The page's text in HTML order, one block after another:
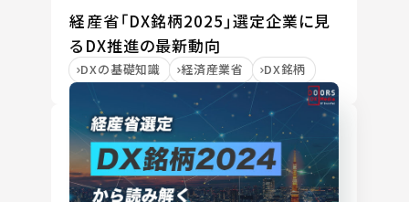
経産省「DX銘柄2025」選定企業に見
るDX推進の最新動向
DXの基礎知識 経済産業省 DX銘柄